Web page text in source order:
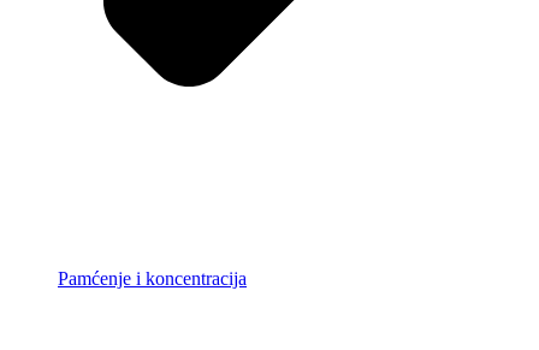
Pamćenje i koncentracija